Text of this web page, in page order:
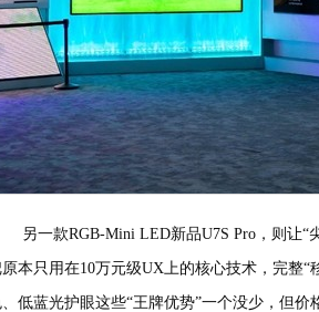
另一款RGB-Mini LED新品U7S Pro，则让“
本只用在10万元级UX上的核心技术，完整
低蓝光护眼这些“王牌优势”一个没少，但